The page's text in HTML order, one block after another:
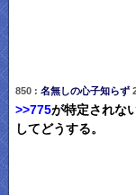
850 : 名無しの心子知らず
>>775が特定されな
してどうする。